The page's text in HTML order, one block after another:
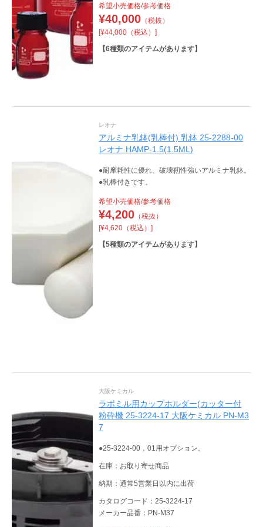
へ溶出する心配がありません。
希望小売価格/参考価格
¥40,000（税抜）
[¥44,000（税込）]
【6種類のアイテムがあります】
レオナ
アルミナ乳鉢(乳棒付) 乳鉢 25-2288-00
レオナ HAMP-1.5(1.5ML)
●耐摩耗性に優れ、破壊靭性強いアルミナ乳鉢。
●乳棒付きです。
希望小売価格/参考価格
¥4,200（税抜）
[¥4,620（税込）]
【5種類のアイテムがあります】
大阪ケミカル
ラボミル用カップホルダー(カッター付
粉砕機 25-3224-17 大阪ケミカル PN-M3
7
●25-3224-00，01用オプション。
在庫：お取り寄せ商品
納期：通常5営業日以内に出荷
カタログコード：25-3224-17
メーカー品番：PN-M37